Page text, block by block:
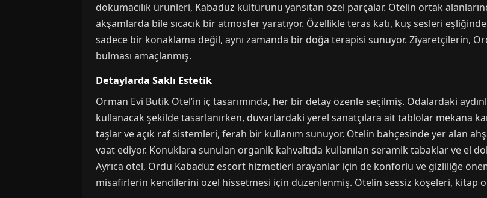
dokumacılık ürünleri, Kabadüz kültürünü yansıtan özel parçalar. Otelin ortak
akşamlarda bile sıcacık bir atmosfer yaratıyor. Özellikle teras katı, kuş sesleri
sadece bir konaklama değil, aynı zamanda bir doğa terapisi sunuyor. Ziyaretçilerin,
bulması amaçlanmış.
Detaylarda Saklı Estetik
Orman Evi Butik Otel’in iç tasarımında, her bir detay özenle seçilmiş. Odalardaki
kullanacak şekilde tasarlanırken, duvarlardaki yerel sanatçılara ait tablolar mekana
taşlar ve açık raf sistemleri, ferah bir kullanım sunuyor. Otelin bahçesinde yer alan
vaat ediyor. Konuklara sunulan organik kahvaltıda kullanılan seramik tabaklar ve el
Ayrıca otel, Ordu Kabadüz escort hizmetleri arayanlar için de konforlu ve gizliliğe
misafirlerin kendilerini özel hissetmesi için düzenlenmiş. Otelin sessiz köşeleri, kitap